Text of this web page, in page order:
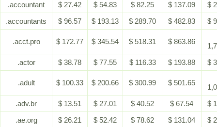
.accountant
$ 27.42 $ 54.83 $ 82.25 $ 137.09
$
.accountants
$ 96.57 $ 193.13 $ 289.70 $ 482.83 $
.acct.pro $ 172.77 $ 345.54 $ 518.31 $ 863.86
.actor
$ 38.78 $ 77.55 $ 116.33 $ 193.88 $
.adult $ 100.33 $ 200.66 $ 300.99 $ 501.65
.adv.br
$ 13.51 $ 27.01 $ 40.52 $ 67.54
$
.ae.org
$ 26.21 $ 52.42 $ 78.62 $ 131.04
$